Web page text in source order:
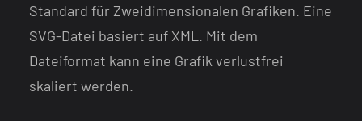
Standard für Zweidimensionalen Grafiken. Eine
SVG-Datei basiert auf XML. Mit dem
Dateiformat kann eine Grafik verlustfrei
skaliert werden.